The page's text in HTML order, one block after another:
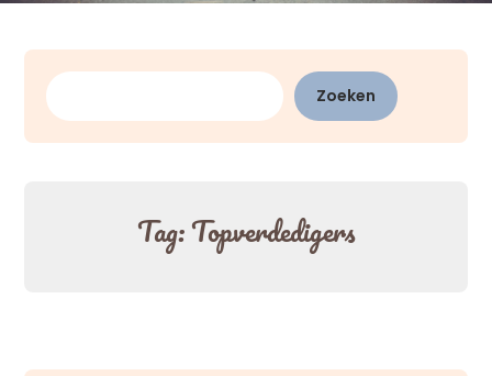
Zoeken
Zoeken
Tag:Topverdedigers